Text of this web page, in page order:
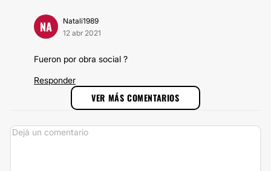
NA
Natali1989
12 abr 2021
Fueron por obra social ?
Responder
VER MÁS COMENTARIOS